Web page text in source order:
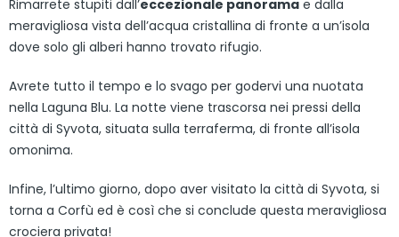
Rimarrete stupiti dall’eccezionale panorama e dalla
meravigliosa vista dell’acqua cristallina di fronte a un’isola
dove solo gli alberi hanno trovato rifugio.
Avrete tutto il tempo e lo svago per godervi una nuotata
nella Laguna Blu. La notte viene trascorsa nei pressi della
città di Syvota, situata sulla terraferma, di fronte all’isola
omonima.
Infine, l’ultimo giorno, dopo aver visitato la città di Syvota, si
torna a Corfù ed è così che si conclude questa meravigliosa
crociera privata!